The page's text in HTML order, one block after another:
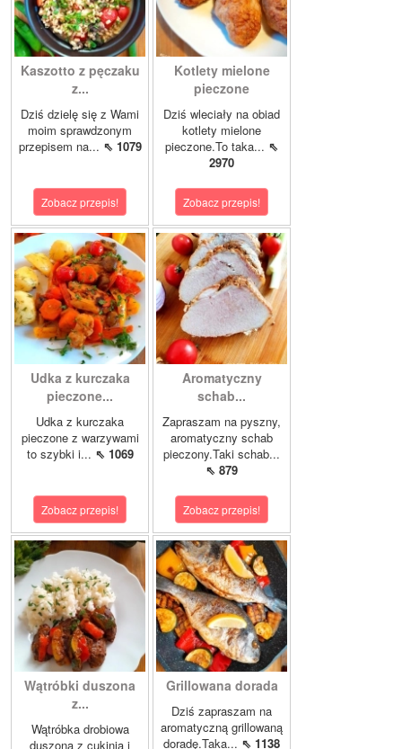
Kaszotto z pęczaku
z...
Dziś dzielę się z Wami
moim sprawdzonym
przepisem na... ⇖ 1079
Zobacz przepis!
Kotlety mielone
pieczone
Dziś wleciały na obiad
kotlety mielone
pieczone.To taka... ⇖
2970
Zobacz przepis!
Udka z kurczaka
pieczone...
Udka z kurczaka
pieczone z warzywami
to szybki i... ⇖ 1069
Zobacz przepis!
Aromatyczny
schab...
Zapraszam na pyszny,
aromatyczny schab
pieczony.Taki schab...
⇖ 879
Zobacz przepis!
Wątróbki duszona
z...
Wątróbka drobiowa
duszona z cukinią i
Grillowana dorada
Dziś zapraszam na
aromatyczną grillowaną
doradę.Taka... ⇖ 1138